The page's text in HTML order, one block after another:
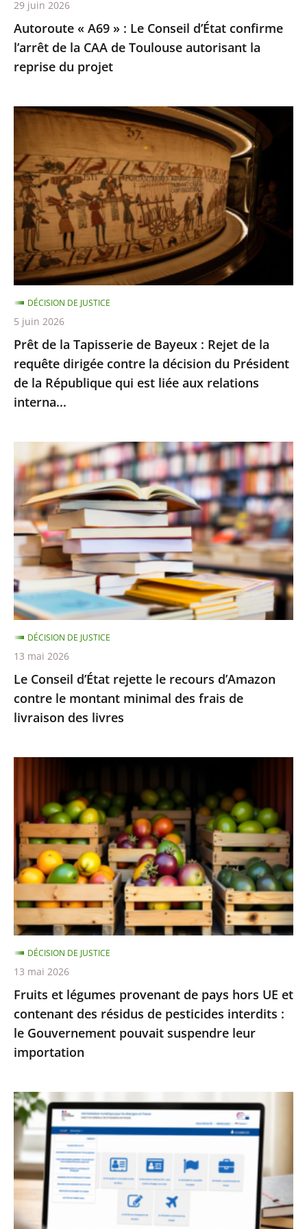
la
CAA
de
Toulouse
la
reprise
projet
Autoroute « A69 » : Le Conseil d’État confirme
l’arrêt de la CAA de Toulouse autorisant la
reprise du projet
29 juin 2026
Prêt
la
Tapisserie
de
Bayeux
:
Rejet
de
la
requête
dirigée
contre
la
décision
du
de
la
République
qui
est
liée
aux
relations
interna...
Prêt de la Tapisserie de Bayeux : Rejet de la
requête dirigée contre la décision du Président
de la République qui est liée aux relations
interna...
DÉCISION DE JUSTICE
5 juin 2026
Conseil
d’État
rejette
le
recours
d’Amazon
contre
le
montant
minimal
des
frais
de
livraison
livres
Le Conseil d’État rejette le recours d’Amazon
contre le montant minimal des frais de
livraison des livres
DÉCISION DE JUSTICE
13 mai 2026
légumes
provenant
de
pays
hors
UE
contenant
des
résidus
de
pesticides
interdits
:
Gouvernement
pouvait
suspendre
leur
importation
Fruits et légumes provenant de pays hors UE et
contenant des résidus de pesticides interdits :
le Gouvernement pouvait suspendre leur
importation
DÉCISION DE JUSTICE
13 mai 2026
Services
publics
le
Conseil
d’État
enjoint